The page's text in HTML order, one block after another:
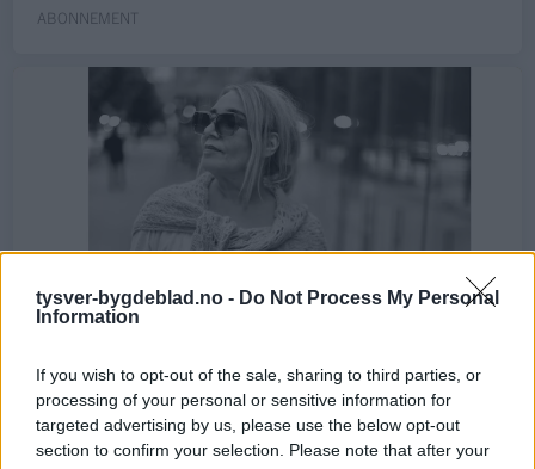
tysver-bygdeblad.no - Do Not Process My Personal
Information
If you wish to opt-out of the sale, sharing to third parties, or
processing of your personal or sensitive information for
targeted advertising by us, please use the below opt-out
section to confirm your selection. Please note that after your
ABONNEMENT
Kultur